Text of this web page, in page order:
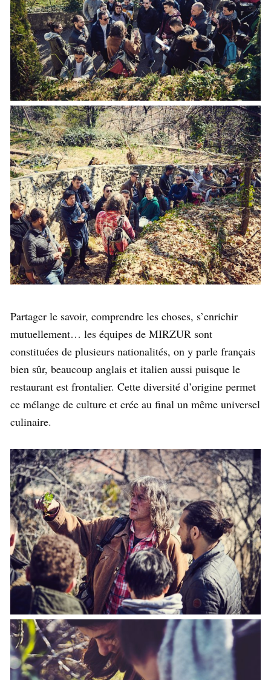
Partager le savoir, comprendre les choses, s’enrichir
mutuellement… les équipes de MIRZUR sont
constituées de plusieurs nationalités, on y parle français
bien sûr, beaucoup anglais et italien aussi puisque le
restaurant est frontalier. Cette diversité d’origine permet
ce mélange de culture et crée au final un même universel
culinaire.